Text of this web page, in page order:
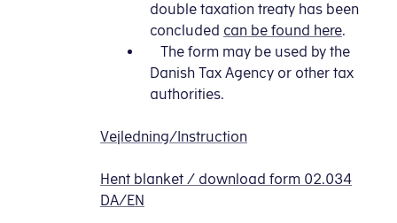
double taxation treaty has been
concluded can be found here.
The form may be used by the
Danish Tax Agency or other tax
authorities.
Vejledning/Instruction
Hent blanket / download form 02.034
DA/EN